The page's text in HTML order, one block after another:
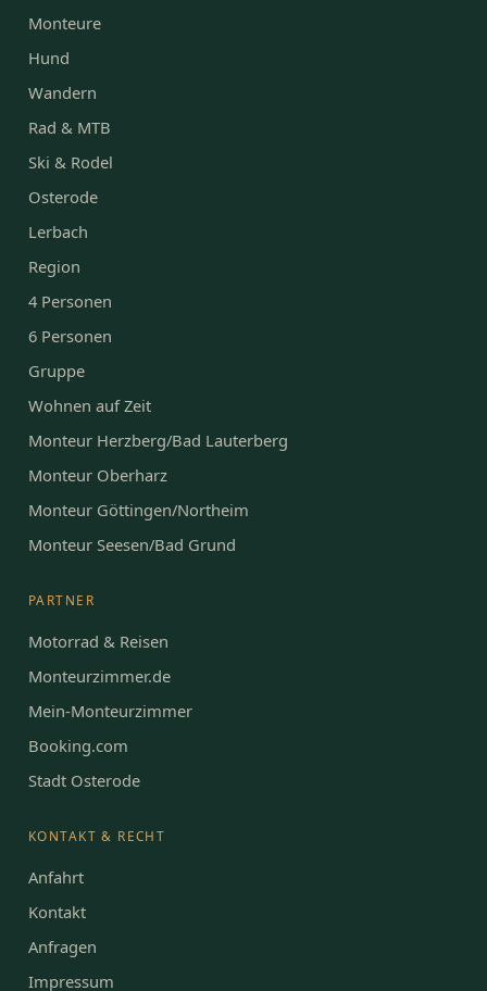
Monteure
Hund
Wandern
Rad & MTB
Ski & Rodel
Osterode
Lerbach
Region
4 Personen
6 Personen
Gruppe
Wohnen auf Zeit
Monteur Herzberg/Bad Lauterberg
Monteur Oberharz
Monteur Göttingen/Northeim
Monteur Seesen/Bad Grund
PARTNER
Motorrad & Reisen
Monteurzimmer.de
Mein-Monteurzimmer
Booking.com
Stadt Osterode
KONTAKT & RECHT
Anfahrt
Kontakt
Anfragen
Impressum